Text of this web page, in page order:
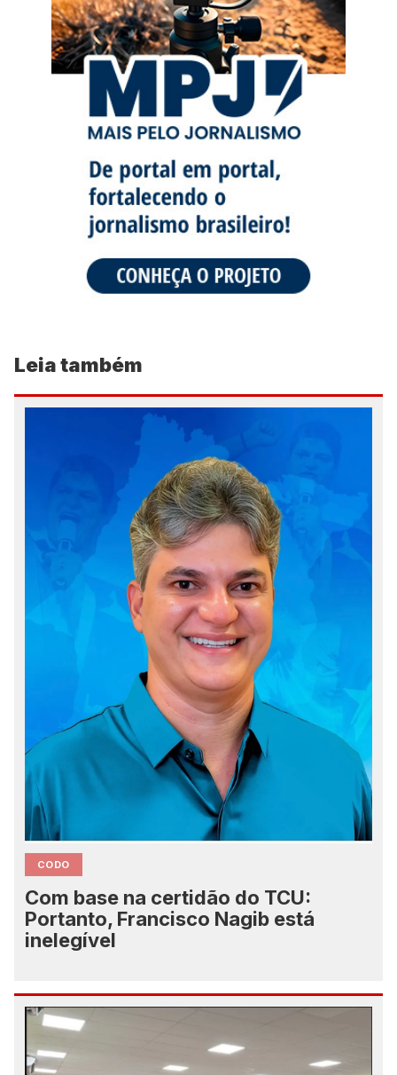
Leia também
CODO
Com base na certidão do TCU:
Portanto, Francisco Nagib está
inelegível